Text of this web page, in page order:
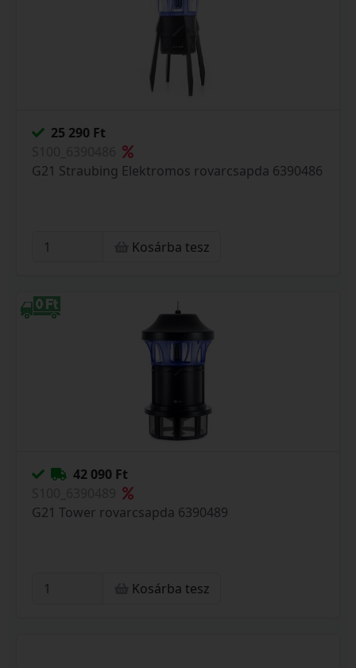
25 290 Ft
G21 Straubing Elektromos rovarcsapda 6390486
Kosárba tesz
42 090 Ft
G21 Tower rovarcsapda 6390489
Kosárba tesz